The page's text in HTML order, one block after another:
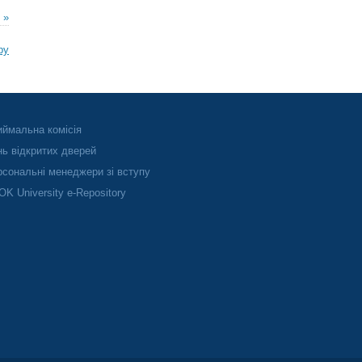
»
комісія
відкритих дверей
менеджери зі вступу
University e-Repository